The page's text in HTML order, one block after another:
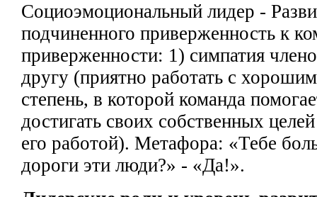
Социоэмоциональный лидер -
подчиненного приверженность к
приверженности: 1) симпатия
другу (приятно работать с
степень, в которой команда
достигать своих собственных
его работой). Метафора: «Тебе
дороги эти люди?» - «Да!».